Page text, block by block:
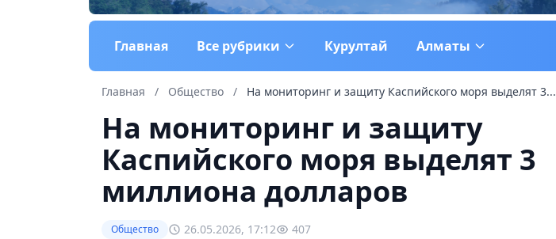
Главная Все рубрики Курултай Алматы
Главная / Общество / На мониторинг и защиту Каспийского моря выделят 3...
На мониторинг и защиту
Каспийского моря выделят 3
миллиона долларов
Общество 26.05.2026, 17:12 407